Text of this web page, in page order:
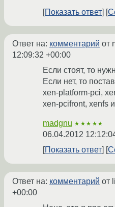
Показать ответ
Ответ на: комментарий от
12:09:32 +00:00
Если стоят, то
Если нет, то
xen-platform-pci,
xen-pcifront, xenfs
madgnu ★★★★★
06.04.2012
Показать ответ
Ответ на: комментарий от
+00:00